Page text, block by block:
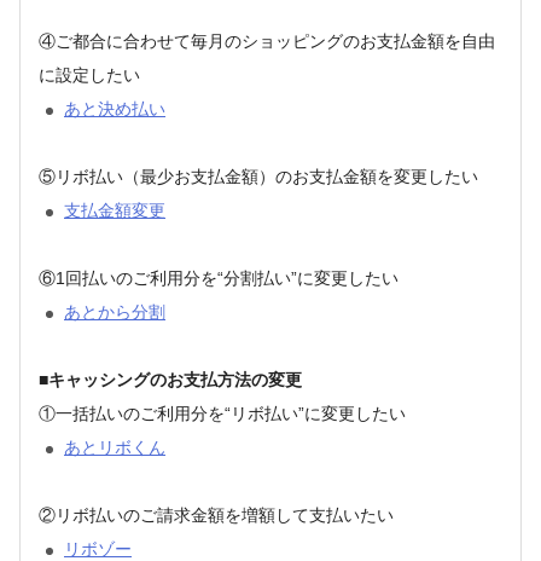
④ご都合に合わせて毎月のショッピングのお支払金額を自由
に設定したい
あと決め払い
⑤リボ払い（最少お支払金額）のお支払金額を変更したい
支払金額変更
⑥1回払いのご利用分を“分割払い”に変更したい
あとから分割
■キャッシングのお支払方法の変更
①一括払いのご利用分を“リボ払い”に変更したい
あとリボくん
②リボ払いのご請求金額を増額して支払いたい
リボゾー